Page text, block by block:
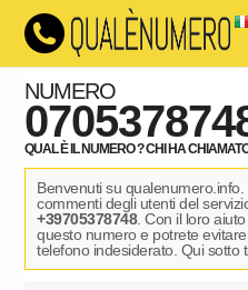
NUMERO
QUAL È IL NUMERO ? CHI HA
Benvenuti su
commenti degli utenti del
+39705378748. Con il loro
questo numero e potrete
telefono indesiderato. Qui sotto